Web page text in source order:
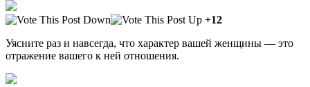
+12
Уясните раз и навсегда, что характер вашей женщины — это
отражение вашего к ней отношения.